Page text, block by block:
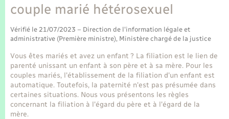
Sécurité - Prévention
Transports
Voirie et espace public
couple marié hétérosexuel
Vérifié le 21/07/2023 – Direction de l'information légale et
administrative (Première ministre), Ministère chargé de la justice
Vous êtes mariés et avez un enfant ? La filiation est le lien de
parenté unissant un enfant à son père et à sa mère. Pour les
couples mariés, l'établissement de la filiation d'un enfant est
automatique. Toutefois, la paternité n'est pas présumée dans
certaines situations. Nous vous présentons les règles
concernant la filiation à l'égard du père et à l'égard de la
mère.